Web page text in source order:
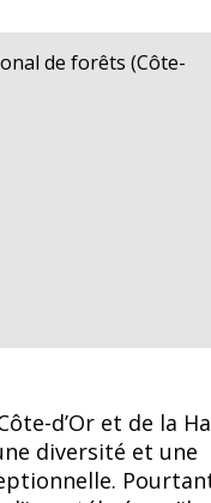
de forêts (Côte-
d’Or et de la
diversité et une